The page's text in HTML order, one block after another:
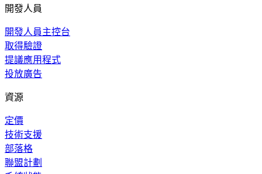
開發人員
開發人員主控台
取得驗證
提議應用程式
投放廣告
資源
定價
技術支援
部落格
聯盟計劃